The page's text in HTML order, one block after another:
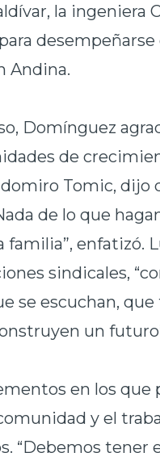
la ingeniera
Andina.
Domínguez
de
Tomic, dijo
de lo que
familia”, enfatizó.
sindicales,
se escuchan,
un
en los que
y el
“Debemos tener